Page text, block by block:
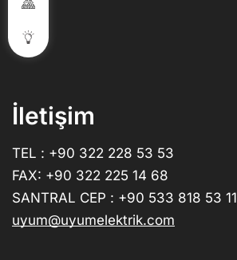
İletişim
TEL : +90 322 228 53 53
FAX: +90 322 225 14 68
SANTRAL CEP : +90 533 818 53 11
uyum@uyumelektrik.com